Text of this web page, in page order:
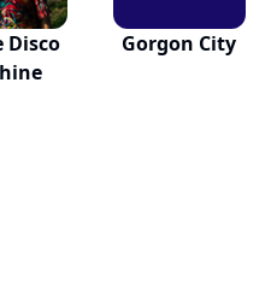
Disco
Gorgon City